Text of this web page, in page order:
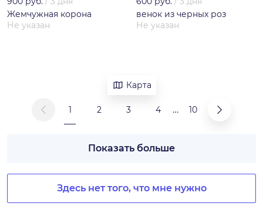
Жемчужная корона
Не указан
венок из черных роз
Не указан
Карта
1 2 3 4 … 10
Показать больше
Здесь нет того, что мне нужно